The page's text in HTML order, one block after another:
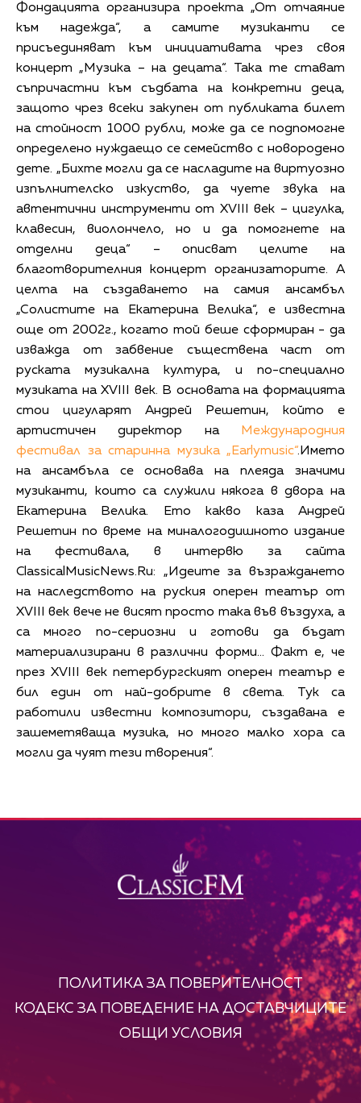
Фондацията организира проекта „От отчаяние
към надежда“, а самите музиканти се
присъединяват към инициативата чрез своя
концерт „Музика – на децата“. Така те стават
съпричастни към съдбата на конкретни деца,
защото чрез всеки закупен от публиката билет
на стойност 1000 рубли, може да се подпомогне
определено нуждаещо се семейство с новородено
дете. „Бихте могли да се насладите на виртуозно
изпълнителско изкуство, да чуете звука на
автентични инструменти от XVIII век – цигулка,
клавесин, виолончело, но и да помогнете на
отделни деца“ – описват целите на
благотворителния концерт организаторите. А
целта на създаването на самия ансамбъл
„Солистите на Екатерина Велика“, е известна
още от 2002г., когато той беше сформиран - да
изважда от забвение съществена част от
руската музикална култура, и по-специално
музиката на XVIII век. В основата на формацията
стои цигуларят Андрей Решетин, който е
артистичен директор на
Международния
фестивал за старинна музика „Earlymusic“.Името
на ансамбъла се основава на плеяда значими
музиканти, които са служили някога в двора на
Екатерина Велика. Ето какво каза Андрей
Решетин по време на миналогодишното издание
на фестивала, в интервю за сайта
ClassicalMusicNews.Ru: „Идеите за възраждането
на наследството на руския оперен театър от
XVIII век вече не висят просто така във въздуха, а
са много по-сериозни и готови да бъдат
материализирани в различни форми… Факт е, че
през XVIII век петербургският оперен театър е
бил един от най-добрите в света. Тук са
работили известни композитори, създавана е
зашеметяваща музика, но много малко хора са
могли да чуят тези творения“.
ПОЛИТИКА ЗА ПОВЕРИТЕЛНОСТ
КОДЕКС ЗА ПОВЕДЕНИЕ НА ДОСТАВЧИЦИТЕ
ОБЩИ УСЛОВИЯ